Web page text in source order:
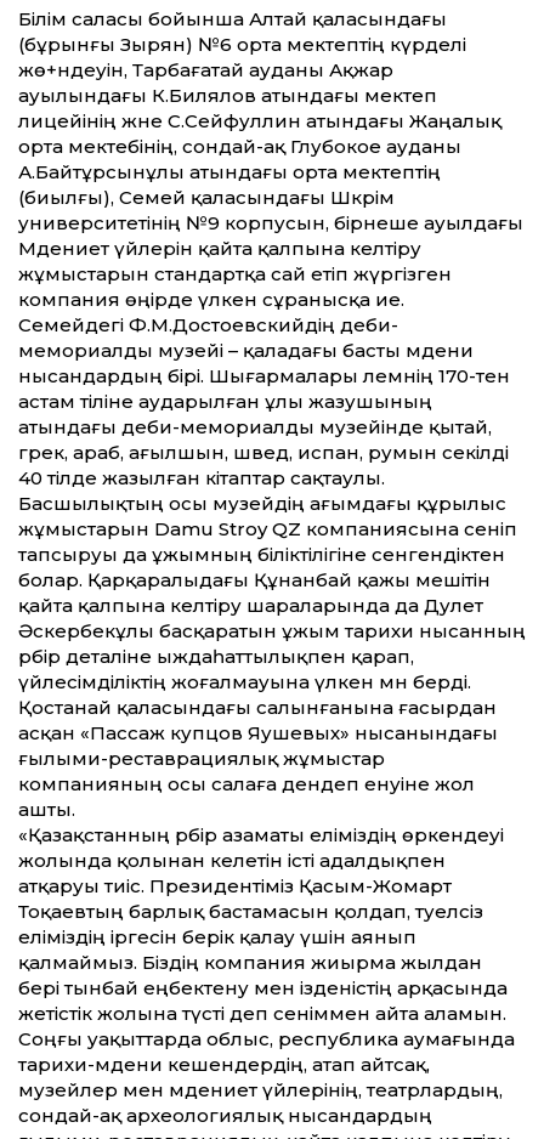
Білім саласы бойынша Алтай қаласындағы
(бұрынғы Зырян) №6 орта мектептің күрделі
жө+ндеуін, Тарбағатай ауданы Ақжар
ауылындағы К.Билялов атындағы мектеп
лицейінің және С.Сейфуллин атындағы Жаңалық
орта мектебінің, сондай-ақ Глубокое ауданы
А.Байтұрсынұлы атындағы орта мектептің
(биылғы), Семей қаласындағы Шәкәрім
университетінің №9 корпусын, бірнеше ауылдағы
Мәдениет үйлерін қайта қалпына келтіру
жұмыстарын стандартқа сай етіп жүргізген
компания өңірде үлкен сұранысқа ие.
Семейдегі Ф.М.Достоевскийдің әдеби-
мемориалды музейі – қаладағы басты мәдени
нысандардың бірі. Шығармалары әлемнің 170-тен
астам тіліне аударылған ұлы жазушының
атындағы әдеби-мемориалды музейінде қытай,
грек, араб, ағылшын, швед, испан, румын секілді
40 тілде жазылған кітаптар сақтаулы.
Басшылықтың осы музейдің ағымдағы құрылыс
жұмыстарын Damu Stroy QZ компаниясына сеніп
тапсыруы да ұжымның біліктілігіне сенгендіктен
болар. Қарқаралыдағы Құнанбай қажы мешітін
қайта қалпына келтіру шараларында да Дәулет
Әскербекұлы басқаратын ұжым тарихи нысанның
әрбір деталіне ыждаһаттылықпен қарап,
үйлесімділіктің жоғалмауына үлкен мән берді.
Қостанай қаласындағы салынғанына ғасырдан
асқан «Пассаж купцов Яушевых» нысанындағы
ғылыми-реставрациялық жұмыстар
компанияның осы салаға дендеп енуіне жол
ашты.
«Қазақстанның әрбір азаматы еліміздің өркендеуі
жолында қолынан келетін істі адалдықпен
атқаруы тиіс. Президентіміз Қасым-Жомарт
Тоқаевтың барлық бастамасын қолдап, тәуелсіз
еліміздің іргесін берік қалау үшін аянып
қалмаймыз. Біздің компания жиырма жылдан
бері тынбай еңбектену мен ізденістің арқасында
жетістік жолына түсті деп сеніммен айта аламын.
Соңғы уақыттарда облыс, республика аумағында
тарихи-мәдени кешендердің, атап айтсақ,
музейлер мен мәдениет үйлерінің, театрлардың,
сондай-ақ археологиялық нысандардың